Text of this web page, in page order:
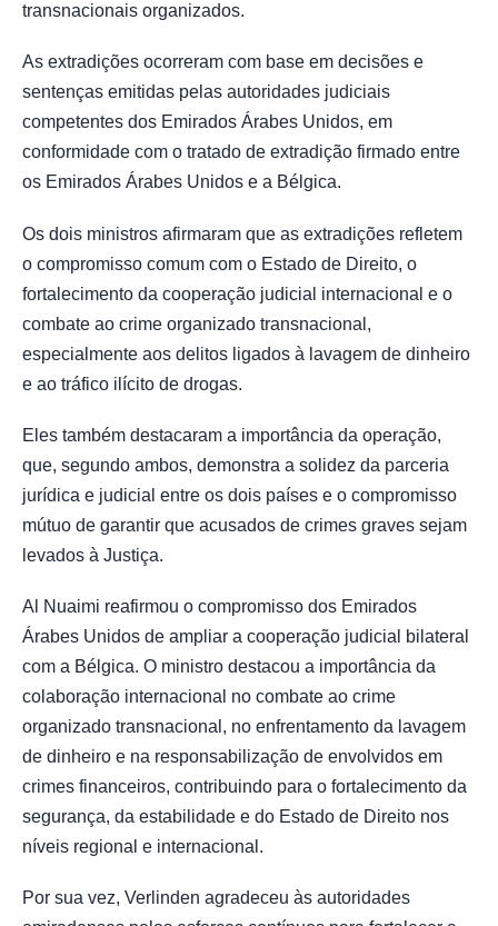
transnacionais organizados.
As extradições ocorreram com base em decisões e
sentenças emitidas pelas autoridades judiciais
competentes dos Emirados Árabes Unidos, em
conformidade com o tratado de extradição firmado entre
os Emirados Árabes Unidos e a Bélgica.
Os dois ministros afirmaram que as extradições refletem
o compromisso comum com o Estado de Direito, o
fortalecimento da cooperação judicial internacional e o
combate ao crime organizado transnacional,
especialmente aos delitos ligados à lavagem de dinheiro
e ao tráfico ilícito de drogas.
Eles também destacaram a importância da operação,
que, segundo ambos, demonstra a solidez da parceria
jurídica e judicial entre os dois países e o compromisso
mútuo de garantir que acusados de crimes graves sejam
levados à Justiça.
Al Nuaimi reafirmou o compromisso dos Emirados
Árabes Unidos de ampliar a cooperação judicial bilateral
com a Bélgica. O ministro destacou a importância da
colaboração internacional no combate ao crime
organizado transnacional, no enfrentamento da lavagem
de dinheiro e na responsabilização de envolvidos em
crimes financeiros, contribuindo para o fortalecimento da
segurança, da estabilidade e do Estado de Direito nos
níveis regional e internacional.
Por sua vez, Verlinden agradeceu às autoridades